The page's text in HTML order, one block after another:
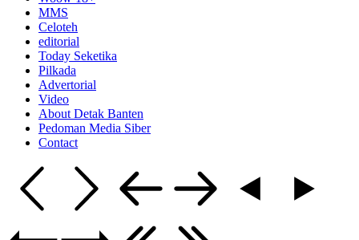
MMS
Celoteh
editorial
Today Seketika
Pilkada
Advertorial
Video
About Detak Banten
Pedoman Media Siber
Contact